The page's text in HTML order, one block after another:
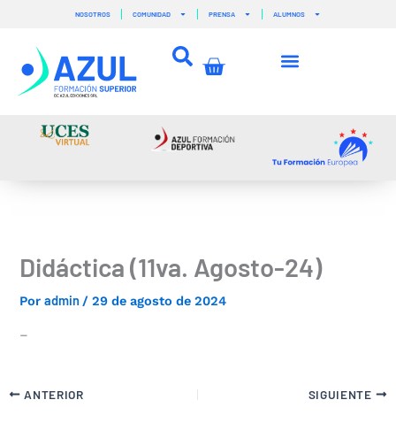
contenido
NOSOTROS COMUNIDAD PRENSA ALUMNOS
Carrito
Didáctica (11va. Agosto-24)
Poradmin /29 de agosto de 2024
–
ANTERIOR SIGUIENTE